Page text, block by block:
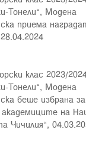
Тонели“, Моденa
приема
клас 2023/
Тонели“, Моденa
беше избрана
на
Чичилия“,